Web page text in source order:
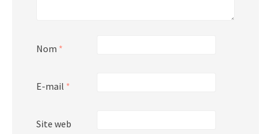
Nom *
E-mail *
Site web